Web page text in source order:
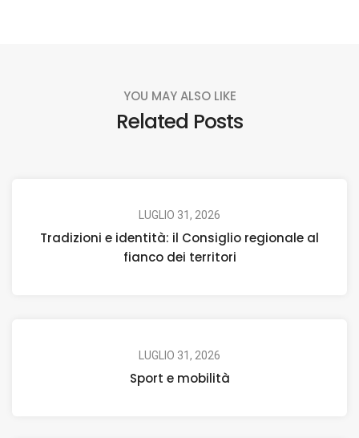
YOU MAY ALSO LIKE
Related Posts
LUGLIO 31, 2026
Tradizioni e identità: il Consiglio regionale al
fianco dei territori
LUGLIO 31, 2026
Sport e mobilità